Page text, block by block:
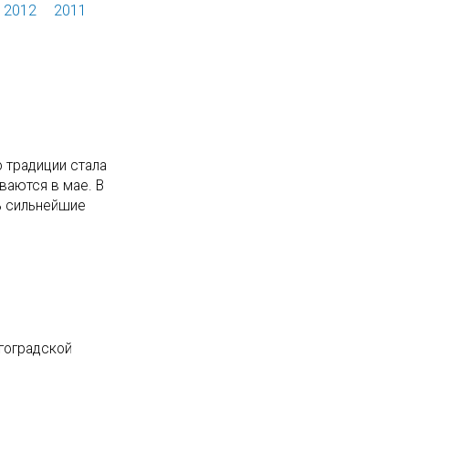
2012
2011
стала
в мае. В
сильнейшие